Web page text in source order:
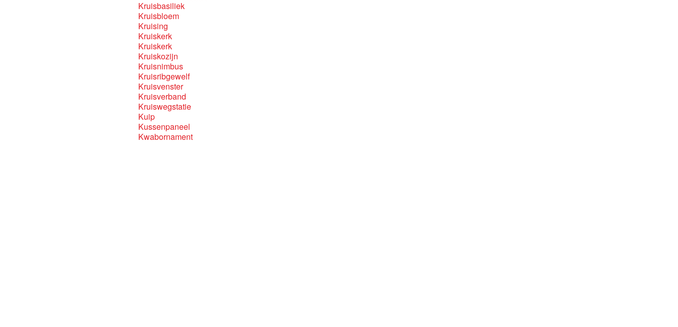
Kruisbasiliek
Kruisbloem
Kruising
Kruiskerk
Kruiskerk
Kruiskozijn
Kruisnimbus
Kruisribgewelf
Kruisvenster
Kruisverband
Kruiswegstatie
Kuip
Kussenpaneel
Kwabornament